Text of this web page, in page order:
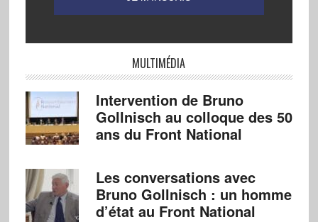
MULTIMÉDIA
Intervention de Bruno
Gollnisch au colloque des 50
ans du Front National
Les conversations avec
Bruno Gollnisch : un homme
d’état au Front National